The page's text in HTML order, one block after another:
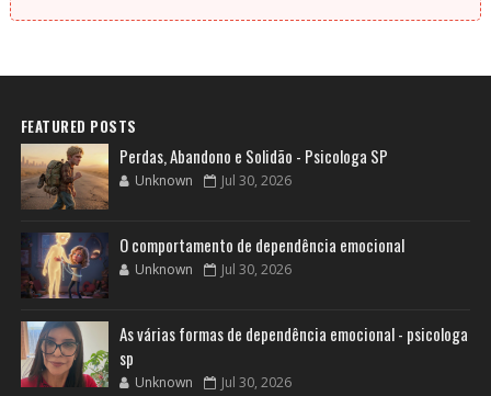
FEATURED POSTS
Perdas, Abandono e Solidão - Psicologa SP
Unknown Jul 30, 2026
O comportamento de dependência emocional
Unknown Jul 30, 2026
As várias formas de dependência emocional - psicologa
sp
Unknown Jul 30, 2026